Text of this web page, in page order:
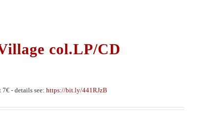
col.LP/CD
- details see: https://bit.ly/441RJzB